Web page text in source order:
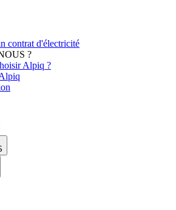
contrat d'électricité
?
Alpiq ?